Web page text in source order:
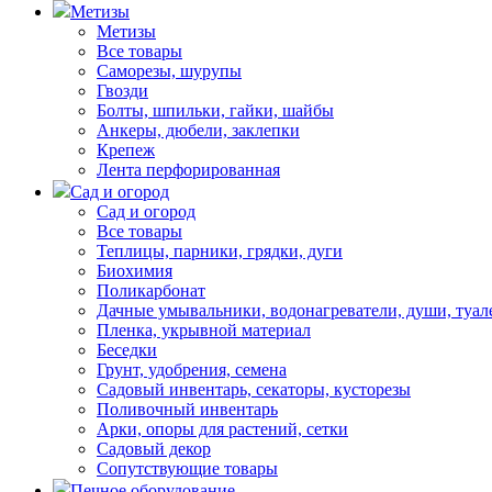
Метизы
Метизы
Все товары
Саморезы, шурупы
Гвозди
Болты, шпильки, гайки, шайбы
Анкеры, дюбели, заклепки
Крепеж
Лента перфорированная
Сад и огород
Сад и огород
Все товары
Теплицы, парники, грядки, дуги
Биохимия
Поликарбонат
Дачные умывальники, водонагреватели, души,
Пленка, укрывной материал
Беседки
Грунт, удобрения, семена
Садовый инвентарь, секаторы, кусторезы
Поливочный инвентарь
Арки, опоры для растений, сетки
Садовый декор
Сопутствующие товары